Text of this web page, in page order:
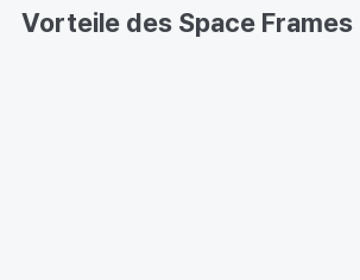
Vorteile des Space Frames